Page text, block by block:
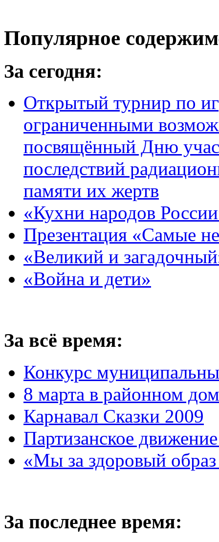
Популярное
За сегодня:
Открытый турнир по
ограниченными
посвящённый Дню
последствий
памяти их жертв
«Кухни народов
Презентация «Самые
«Великий и
«Война и дети»
За всё время:
Конкурс
8 марта в районном
Карнавал Сказки 2009
Партизанское
«Мы за здоровый
За последнее время: